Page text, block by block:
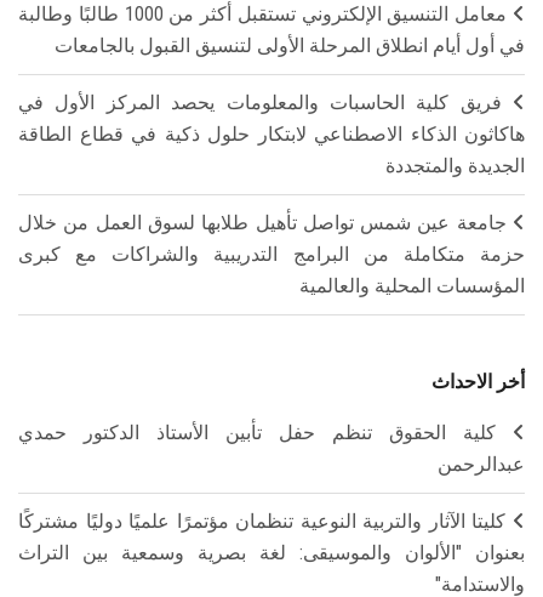
معامل التنسيق الإلكتروني تستقبل أكثر من 1000 طالبًا وطالبة
في أول أيام انطلاق المرحلة الأولى لتنسيق القبول بالجامعات
فريق كلية الحاسبات والمعلومات يحصد المركز الأول في
هاكاثون الذكاء الاصطناعي لابتكار حلول ذكية في قطاع الطاقة
الجديدة والمتجددة
جامعة عين شمس تواصل تأهيل طلابها لسوق العمل من خلال
حزمة متكاملة من البرامج التدريبية والشراكات مع كبرى
المؤسسات المحلية والعالمية
أخر الاحداث
كلية الحقوق تنظم حفل تأبين الأستاذ الدكتور حمدي
عبدالرحمن
كليتا الآثار والتربية النوعية تنظمان مؤتمرًا علميًا دوليًا مشتركًا
بعنوان "الألوان والموسيقى: لغة بصرية وسمعية بين التراث
والاستدامة"